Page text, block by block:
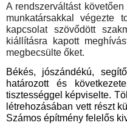
A rendszerváltást
munkatársakkal végezte
kapcsolat szövődött
kiállításra kapott
megbecsülte őket.
Békés, jószándékú,
határozott és
tisztességgel képviselte.
létrehozásában vett részt
Számos építmény felelős